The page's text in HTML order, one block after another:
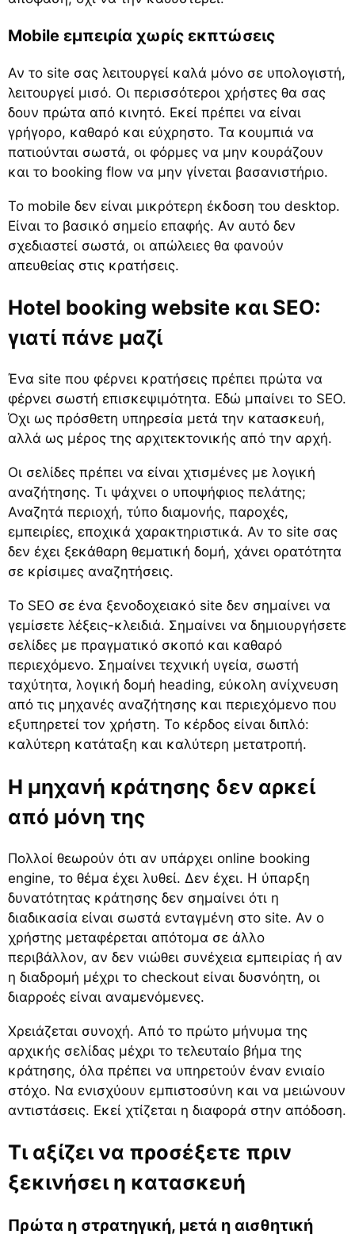
Mobile εμπειρία χωρίς εκπτώσεις
Αν το site σας λειτουργεί καλά μόνο σε υπολογιστή,
λειτουργεί μισό. Οι περισσότεροι χρήστες θα σας
δουν πρώτα από κινητό. Εκεί πρέπει να είναι
γρήγορο, καθαρό και εύχρηστο. Τα κουμπιά να
πατιούνται σωστά, οι φόρμες να μην κουράζουν
και το booking flow να μην γίνεται βασανιστήριο.
Το mobile δεν είναι μικρότερη έκδοση του desktop.
Είναι το βασικό σημείο επαφής. Αν αυτό δεν
σχεδιαστεί σωστά, οι απώλειες θα φανούν
απευθείας στις κρατήσεις.
Hotel booking website και SEO:
γιατί πάνε μαζί
Ένα site που φέρνει κρατήσεις πρέπει πρώτα να
φέρνει σωστή επισκεψιμότητα. Εδώ μπαίνει το SEO.
Όχι ως πρόσθετη υπηρεσία μετά την κατασκευή,
αλλά ως μέρος της αρχιτεκτονικής από την αρχή.
Οι σελίδες πρέπει να είναι χτισμένες με λογική
αναζήτησης. Τι ψάχνει ο υποψήφιος πελάτης;
Αναζητά περιοχή, τύπο διαμονής, παροχές,
εμπειρίες, εποχικά χαρακτηριστικά. Αν το site σας
δεν έχει ξεκάθαρη θεματική δομή, χάνει ορατότητα
σε κρίσιμες αναζητήσεις.
Το SEO σε ένα ξενοδοχειακό site δεν σημαίνει να
γεμίσετε λέξεις-κλειδιά. Σημαίνει να δημιουργήσετε
σελίδες με πραγματικό σκοπό και καθαρό
περιεχόμενο. Σημαίνει τεχνική υγεία, σωστή
ταχύτητα, λογική δομή heading, εύκολη ανίχνευση
από τις μηχανές αναζήτησης και περιεχόμενο που
εξυπηρετεί τον χρήστη. Το κέρδος είναι διπλό:
καλύτερη κατάταξη και καλύτερη μετατροπή.
Η μηχανή κράτησης δεν αρκεί
από μόνη της
Πολλοί θεωρούν ότι αν υπάρχει online booking
engine, το θέμα έχει λυθεί. Δεν έχει. Η ύπαρξη
δυνατότητας κράτησης δεν σημαίνει ότι η
διαδικασία είναι σωστά ενταγμένη στο site. Αν ο
χρήστης μεταφέρεται απότομα σε άλλο
περιβάλλον, αν δεν νιώθει συνέχεια εμπειρίας ή αν
η διαδρομή μέχρι το checkout είναι δυσνόητη, οι
διαρροές είναι αναμενόμενες.
Χρειάζεται συνοχή. Από το πρώτο μήνυμα της
αρχικής σελίδας μέχρι το τελευταίο βήμα της
κράτησης, όλα πρέπει να υπηρετούν έναν ενιαίο
στόχο. Να ενισχύουν εμπιστοσύνη και να μειώνουν
αντιστάσεις. Εκεί χτίζεται η διαφορά στην απόδοση.
Τι αξίζει να προσέξετε πριν
ξεκινήσει η κατασκευή
Πρώτα η στρατηγική, μετά η αισθητική